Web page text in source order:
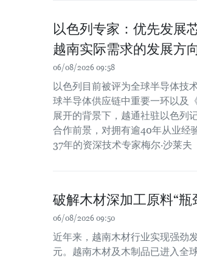
以色列专家：优先发展
越南实际需求的发展方
06/08/2026 09:58
以色列目前被评为全球半导体技
球半导体供应链中重要一环以及
展开的背景下，越通社驻以色列
合作前景，对拥有逾40年从业经
37年的资深技术专家梅尔·沙莱夫
破解木材深加工原料“瓶
06/08/2026 09:50
近年来，越南木材行业实现强劲
元。越南木材及木制品已进入全